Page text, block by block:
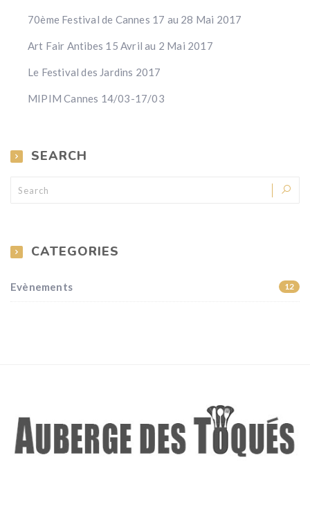
70ème Festival de Cannes 17 au 28 Mai 2017
Art Fair Antibes 15 Avril au 2 Mai 2017
Le Festival des Jardins 2017
MIPIM Cannes 14/03-17/03
SEARCH
CATEGORIES
Evènements 12